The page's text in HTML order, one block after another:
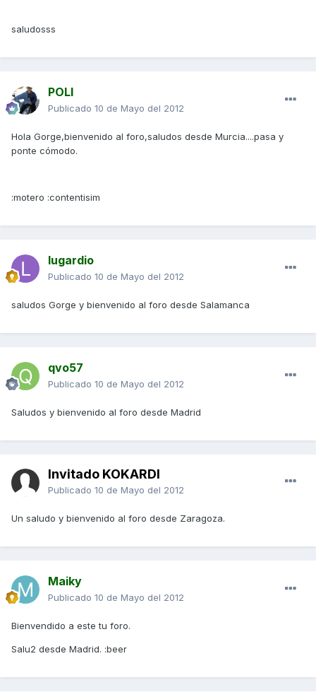
saludosss
POLI
Publicado 10 de Mayo del 2012
Hola Gorge,bienvenido al foro,saludos desde Murcia....pasa y
ponte cómodo.
:motero :contentisim
lugardio
Publicado 10 de Mayo del 2012
saludos Gorge y bienvenido al foro desde Salamanca
qvo57
Publicado 10 de Mayo del 2012
Saludos y bienvenido al foro desde Madrid
Invitado KOKARDI
Publicado 10 de Mayo del 2012
Un saludo y bienvenido al foro desde Zaragoza.
Maiky
Publicado 10 de Mayo del 2012
Bienvendido a este tu foro.
Salu2 desde Madrid. :beer